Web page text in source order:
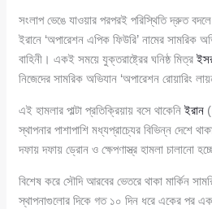
সংলাপ ভেঙে যাওয়ার পরপরই পরিস্থিতি দ্রুত
ইরানে ‘অপারেশন এপিক ফিউরি’ নামের সামরিক
বাহিনী। একই সময়ে যুক্তরাষ্ট্রের ঘনিষ্ঠ মিত্র
নিজেদের সামরিক অভিযান ‘অপারেশন রোয়ারিং
এই হামলার পাল্টা প্রতিক্রিয়ায় বসে থাকেনিইরান
স্থাপনার পাশাপাশি মধ্যপ্রাচ্যের বিভিন্ন দেশে
দফায় দফায় ড্রোন ও ক্ষেপণাস্ত্র হামলা চালানো
বিশেষ করে সৌদি আরবের ভেতরে থাকা মার্কিন
স্থাপনাগুলোর দিকে গত ১০ দিন ধরে একের পর